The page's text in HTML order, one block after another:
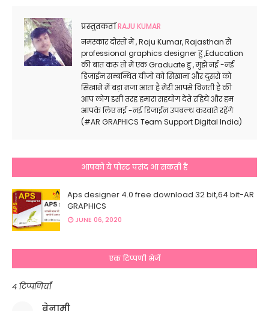
प्रस्तुतकर्ताRAJU KUMAR
नमस्कार दोस्तों में , Raju Kumar, Rajasthan से
professional graphics designer हु ,Education
की बात करू तो में एक Graduate हु , मुझे नई -नई
डिजाईन सम्बन्धित चीजो को सिखाना और दुसरो को
सिखाने में बड़ा मजा आता है मेरी आपसे विनती है की
आप लोग इसी तरह हमारा सहयोग देते रहिये और हम
आपके लिए नई -नई डिजाईन उपबल्ध करवाते रहेंगे
(#AR GRAPHICS Team Support Digital India)
आपको ये पोस्ट पसंद आ सकती हैं
Aps designer 4.0 free download 32 bit,64 bit-AR
GRAPHICS
JUNE 06, 2020
एक टिप्पणी भेजें
4 टिप्पणियाँ
बेनामी